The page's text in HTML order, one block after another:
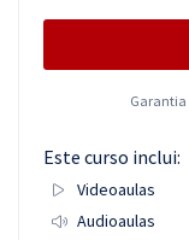
Garantia
Este curso inclui:
Videoaulas
Audioaulas